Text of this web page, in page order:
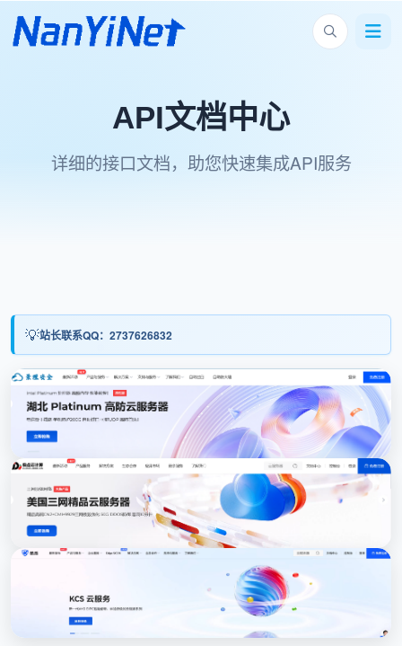
API文档中心
详细的接口文档，助您快速集成API服务
站长联系QQ：2737626832